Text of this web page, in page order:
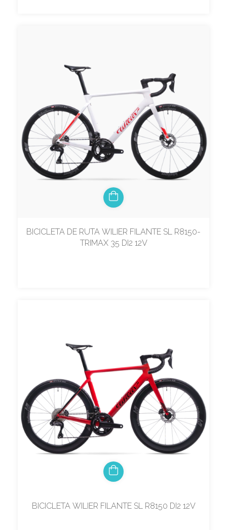
BICICLETA DE RUTA WILIER FILANTE SL R8150-
TRIMAX 35 DI2 12V
BICICLETA WILIER FILANTE SL R8150 DI2 12V